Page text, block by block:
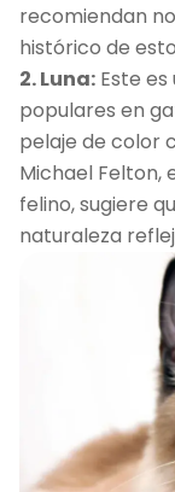
recomiendan
histórico de
2. Luna: Este
populares en
pelaje de color
Michael
felino, sugiere
naturaleza